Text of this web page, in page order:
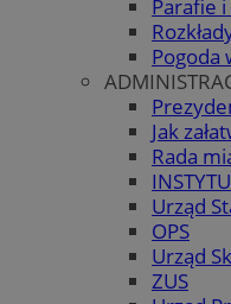
Parafie
Pogoda
Jak
Rada
Urząd
OPS
Urząd
ZUS